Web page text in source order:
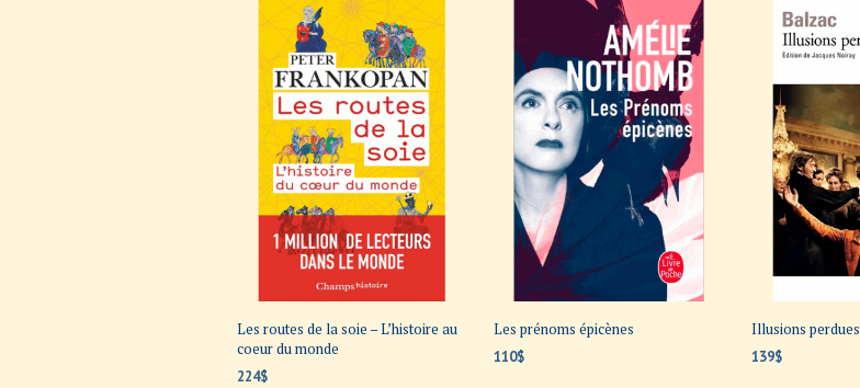
Les routes de la soie – L’histoire au
coeur du monde
224$
Les prénoms épicènes
110$
Illusions perdues
139$